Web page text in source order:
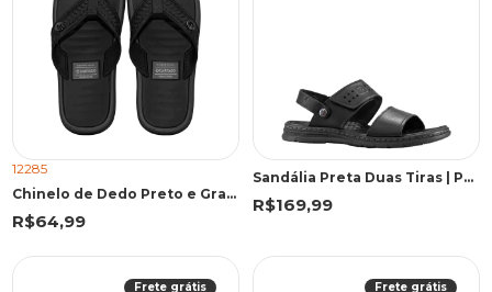
12285
Chinelo de Dedo Preto e Grafite Elegante Casual | Cartago
R$64,99
Sandália Preta Duas Tiras | Pegada
R$169,99
Frete grátis Frete grátis